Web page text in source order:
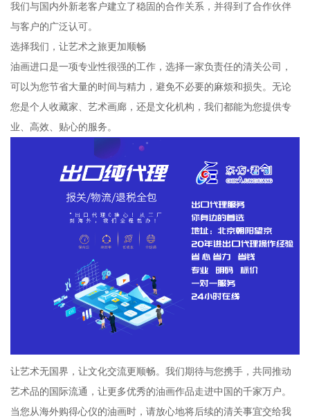
我们与国内外新老客户建立了稳固的合作关系，并得到了合作伙伴
与客户的广泛认可。
选择我们，让艺术之旅更加顺畅
油画进口是一项专业性很强的工作，选择一家负责任的清关公司，
可以为您节省大量的时间与精力，避免不必要的麻烦和损失。无论
您是个人收藏家、艺术画廊，还是文化机构，我们都能为您提供专
业、高效、贴心的服务。
让艺术无国界，让文化交流更顺畅。我们期待与您携手，共同推动
艺术品的国际流通，让更多优秀的油画作品走进中国的千家万户。
当您从海外购得心仪的油画时，请放心地将后续的清关事宜交给我